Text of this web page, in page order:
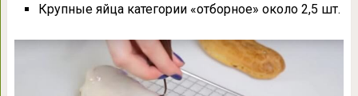
Крупные яйца категории «отборное» около 2,5 шт.